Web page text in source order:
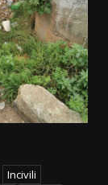
Incivili